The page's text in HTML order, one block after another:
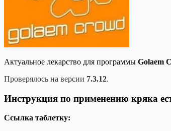
Актуальное лекарство для программы Golaem
Проверялось на версии 7.3.12.
Инструкция по применению кряка
Ссылка таблетку: